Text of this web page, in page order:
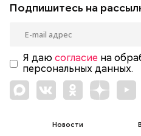
Подпишитесь на
Я даю согласие на
персональных данных.
Новости